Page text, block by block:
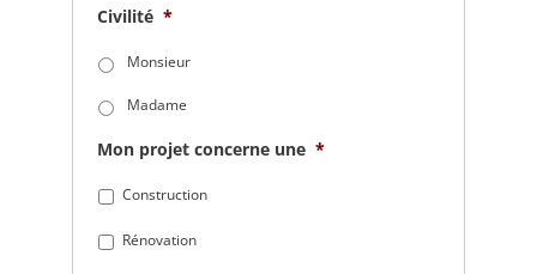
Civilité *
Monsieur
Madame
Mon projet concerne une *
Construction
Rénovation